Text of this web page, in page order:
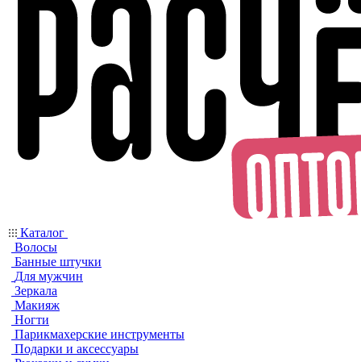
Каталог
Волосы
Банные штучки
Для мужчин
Зеркала
Макияж
Ногти
Парикмахерские инструменты
Подарки и аксессуары